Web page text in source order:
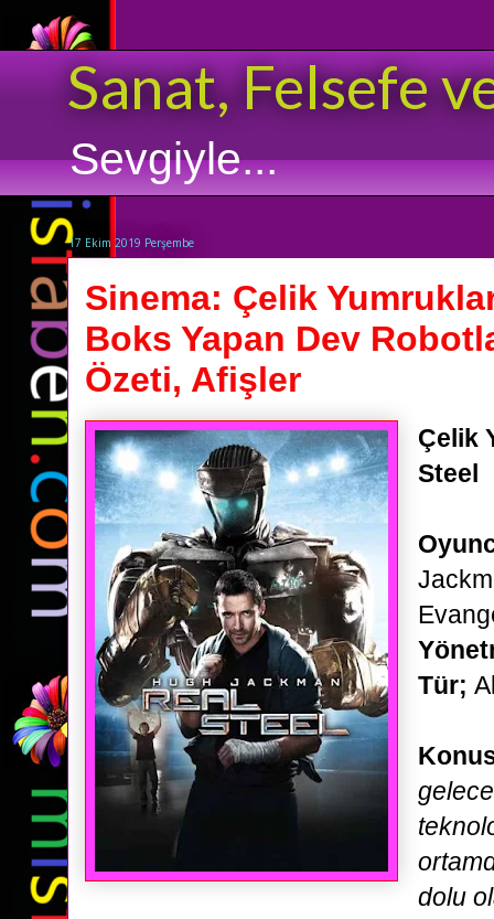
Sanat, Felsefe
Sevgiyle...
17 Ekim 2019 Perşembe
Sinema: Çelik
Boks Yapan Dev
Özeti, Afişler
Çelik
Steel
Tür;
dolu